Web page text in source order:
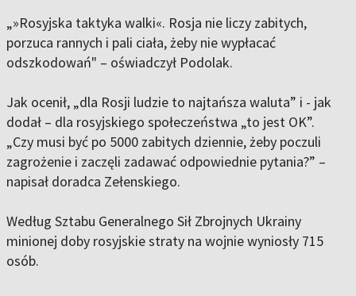
„»Rosyjska taktyka walki«. Rosja nie liczy zabitych,
porzuca rannych i pali ciała, żeby nie wypłacać
odszkodowań" – oświadczył Podolak.
Jak ocenił, „dla Rosji ludzie to najtańsza waluta” i - jak
dodał – dla rosyjskiego społeczeństwa „to jest OK”.
„Czy musi być po 5000 zabitych dziennie, żeby poczuli
zagrożenie i zaczęli zadawać odpowiednie pytania?” –
napisał doradca Zełenskiego.
Według Sztabu Generalnego Sił Zbrojnych Ukrainy
minionej doby rosyjskie straty na wojnie wyniosły 715
osób.